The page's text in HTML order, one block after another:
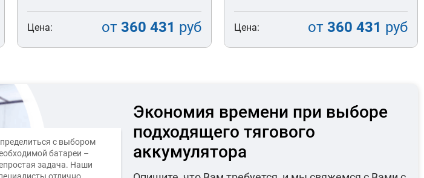
Цена: от 360 431 руб Цена: от 360 431 руб
с выбором
батареи –
задача. Наши
Экономия времени при выборе
подходящего тягового
аккумулятора